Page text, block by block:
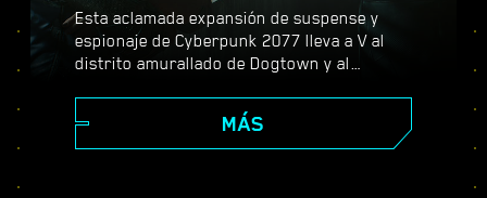
Esta aclamada expansión de suspense y
espionaje de Cyberpunk 2077 lleva a V al
distrito amurallado de Dogtown y al
en agente secreto y vive una apasionante
historia repleta de giros dramáticos y
decisiones que cambiarán tu destino;
MÁS